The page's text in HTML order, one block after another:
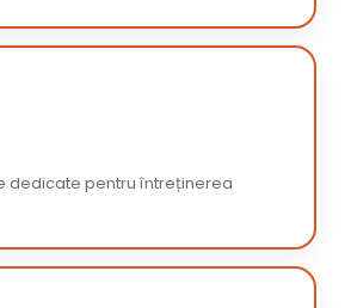
dedicate pentru întreținerea